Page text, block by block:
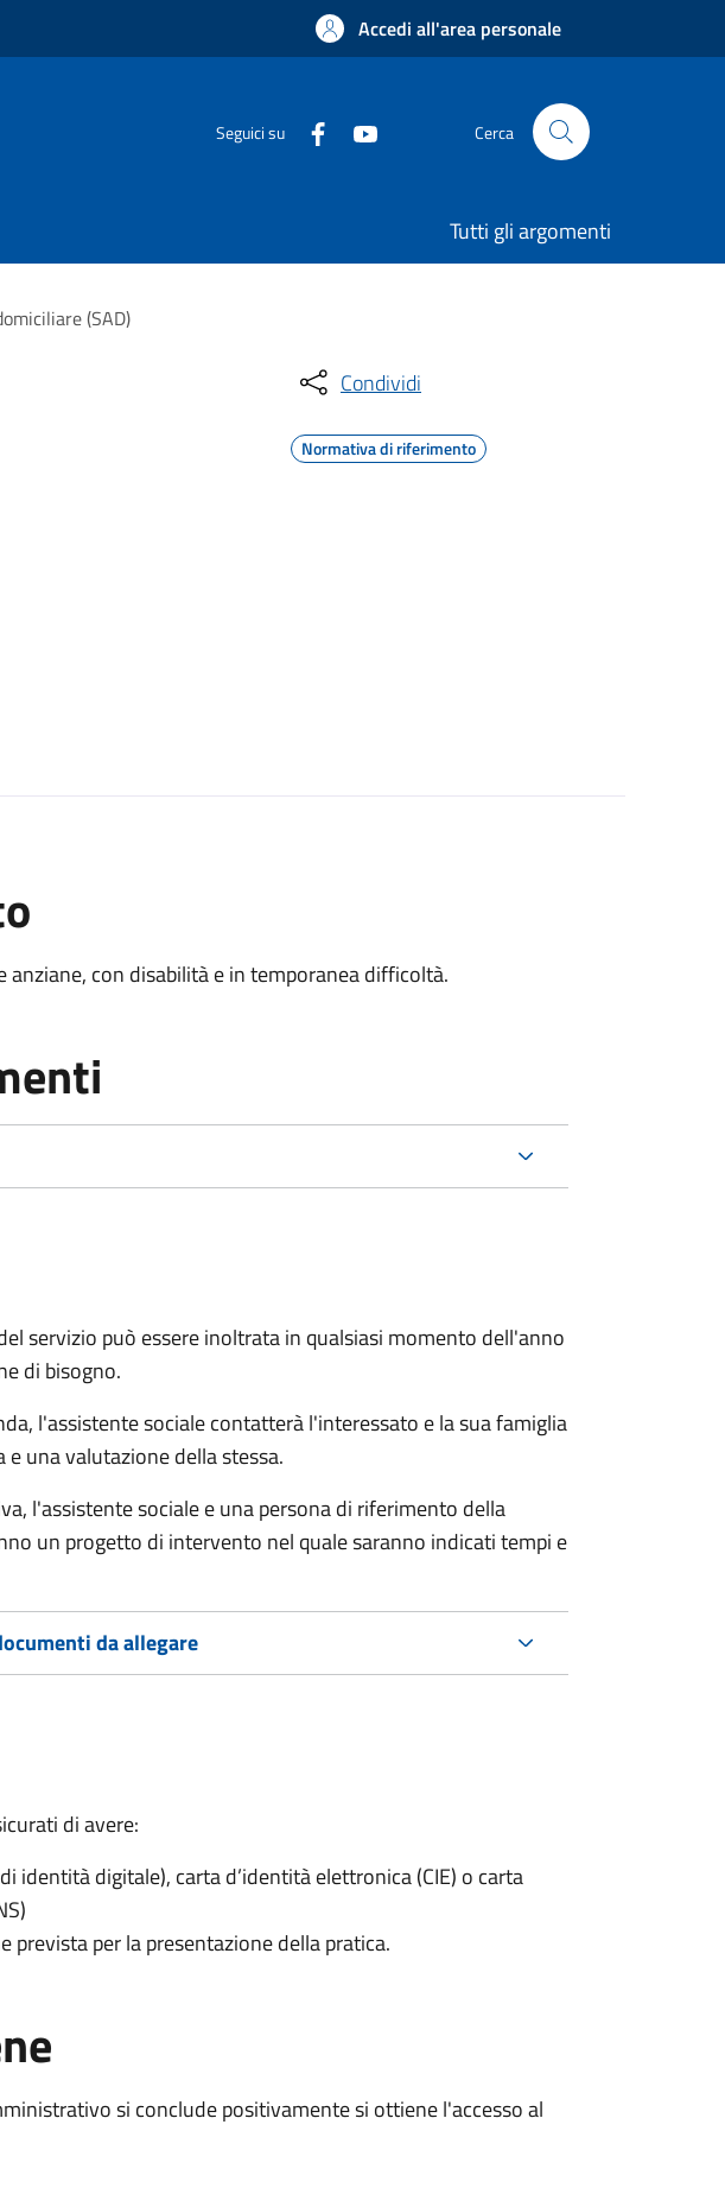
Accedi all'area personale
Seguici su Cerca
Tutti gli argomenti
(SAD)
Condividi
Normativa di riferimento
anziane, con disabilità e in temporanea difficoltà.
servizio può essere inoltrata in qualsiasi momento dell'anno
di bisogno.
l'assistente sociale contatterà l'interessato e la sua famiglia
una valutazione della stessa.
l'assistente sociale e una persona di riferimento della
un progetto di intervento nel quale saranno indicati tempi e
da allegare
di avere:
identità digitale), carta d’identità elettronica (CIE) o carta
per la presentazione della pratica.
si conclude positivamente si ottiene l'accesso al